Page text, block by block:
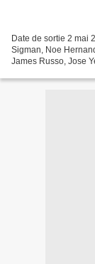
Date de sortie 2 mai
Sigman, Noe
James Russo, Jose